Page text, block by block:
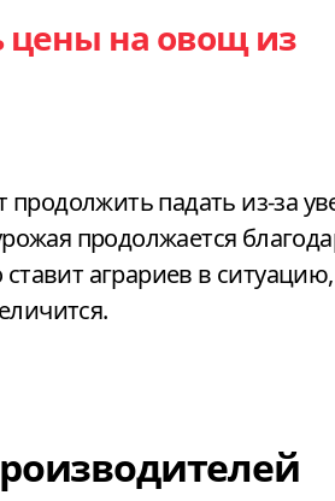
цены на овощ из
падать из-за
продолжается
аграриев в